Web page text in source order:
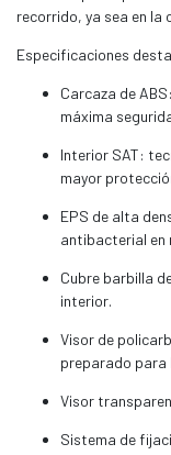
recorrido, ya sea en la
Especificaciones
Carcaza de
máxima
Interior SAT:
mayor
EPS de alta
antibacterial en
Cubre barbilla
interior.
Visor de
preparado para
Visor
Sistema de